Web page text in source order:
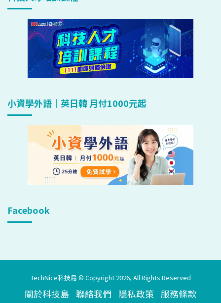
小資學外語｜英日韓 月付1000元起
Facebook
TechNice科技島 © Copyright 2026, All Rights Reserved
關於科技島 聯絡我們 隱私政策 服務條款